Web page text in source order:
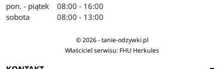
pon. - piątek
sobota
08:00 - 16:00
08:00 - 13:00
© 2026 - tanie-odzywki.pl
Właściciel serwisu: FHU Herkules